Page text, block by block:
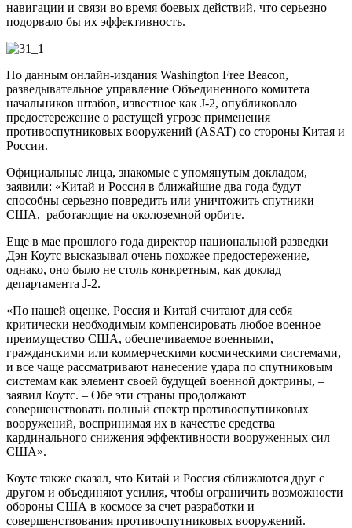
навигации и связи во время боевых действий, что серьезно
подорвало бы их эффективность.
По данным онлайн-издания Washington Free Beacon,
разведывательное управление Объединенного комитета
начальников штабов, известное как J-2, опубликовало
предостережение о растущей угрозе применения
противоспутниковых вооружений (ASAT) со стороны Китая и
России.
Официальные лица, знакомые с упомянутым докладом,
заявили: «Китай и Россия в ближайшие два года будут
способны серьезно повредить или уничтожить спутники
США, работающие на околоземной орбите.
Еще в мае прошлого года директор национальной разведки
Дэн Коутс высказывал очень похожее предостережение,
однако, оно было не столь конкретным, как доклад
департамента J-2.
«По нашей оценке, Россия и Китай считают для себя
критически необходимым компенсировать любое военное
преимущество США, обеспечиваемое военными,
гражданскими или коммерческими космическими системами,
и все чаще рассматривают нанесение удара по спутниковым
системам как элемент своей будущей военной доктрины, –
заявил Коутс. – Обе эти страны продолжают
совершенствовать полный спектр противоспутниковых
вооружений, воспринимая их в качестве средства
кардинального снижения эффективности вооруженных сил
США».
Коутс также сказал, что Китай и Россия сближаются друг с
другом и объединяют усилия, чтобы ограничить возможности
обороны США в космосе за счет разработки и
совершенствования противоспутниковых вооружений.